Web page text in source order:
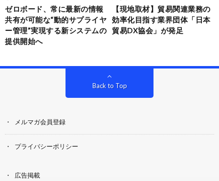
ゼロボード、常に最新の情報
共有が可能な“動的サプライヤ
ー管理”実現する新システムの
提供開始へ
【現地取材】貿易関連業務の
効率化目指す業界団体「日本
貿易DX協会」が発足
Back to Top
メルマガ会員登録
プライバシーポリシー
広告掲載